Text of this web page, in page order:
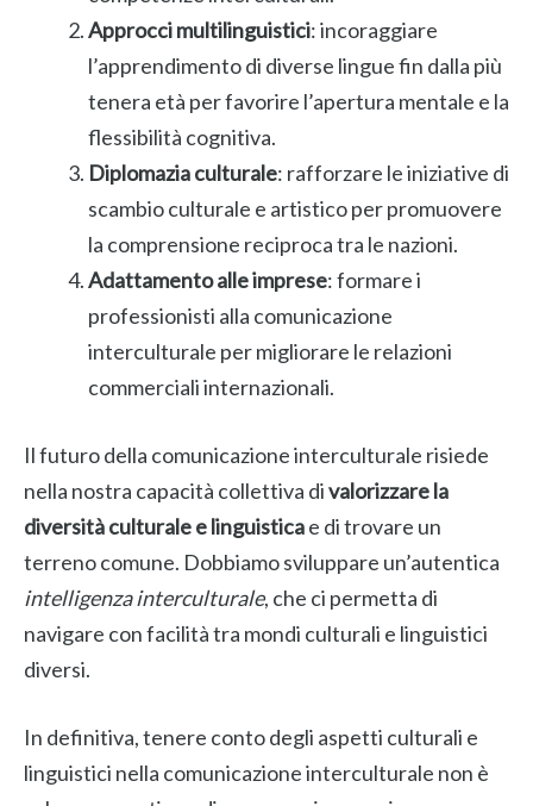
Approcci multilinguistici: incoraggiare
l’apprendimento di diverse lingue fin dalla più
tenera età per favorire l’apertura mentale e la
flessibilità cognitiva.
Diplomazia culturale: rafforzare le iniziative di
scambio culturale e artistico per promuovere
la comprensione reciproca tra le nazioni.
Adattamento alle imprese: formare i
professionisti alla comunicazione
interculturale per migliorare le relazioni
commerciali internazionali.
Il futuro della comunicazione interculturale risiede
nella nostra capacità collettiva divalorizzare la
diversità culturale e linguisticae di trovare un
terreno comune. Dobbiamo sviluppare un’autentica
intelligenza interculturale, che ci permetta di
navigare con facilità tra mondi culturali e linguistici
diversi.
In definitiva, tenere conto degli aspetti culturali e
linguistici nella comunicazione interculturale non è